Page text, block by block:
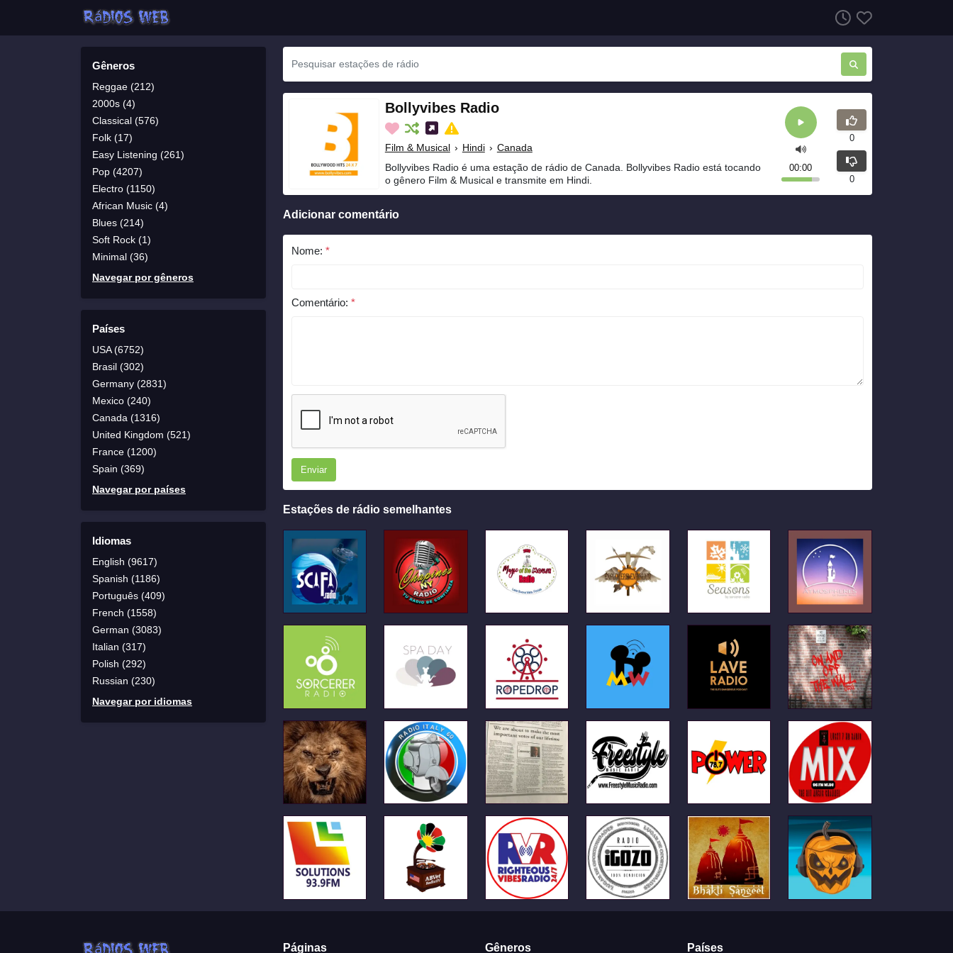
Gêneros
Reggae (212)
2000s (4)
Classical (576)
Folk (17)
Easy Listening (261)
Pop (4207)
Electro (1150)
African Music (4)
Blues (214)
Soft Rock (1)
Minimal (36)
Navegar por gêneros
Países
USA (6752)
Brasil (302)
Germany (2831)
Mexico (240)
Canada (1316)
United Kingdom (521)
France (1200)
Spain (369)
Navegar por países
Idiomas
English (9617)
Spanish (1186)
Português (409)
French (1558)
German (3083)
Italian (317)
Polish (292)
Russian (230)
Navegar por idiomas
Bollyvibes Radio
Film & Musical › Hindi › Canada
Bollyvibes Radio é uma estação de rádio de Canada. Bollyvibes Radio está tocando
o gênero Film & Musical e transmite em Hindi.
00:00
0
0
Adicionar comentário
Nome: *
Comentário: *
Enviar
Estações de rádio semelhantes
Páginas Gêneros Países